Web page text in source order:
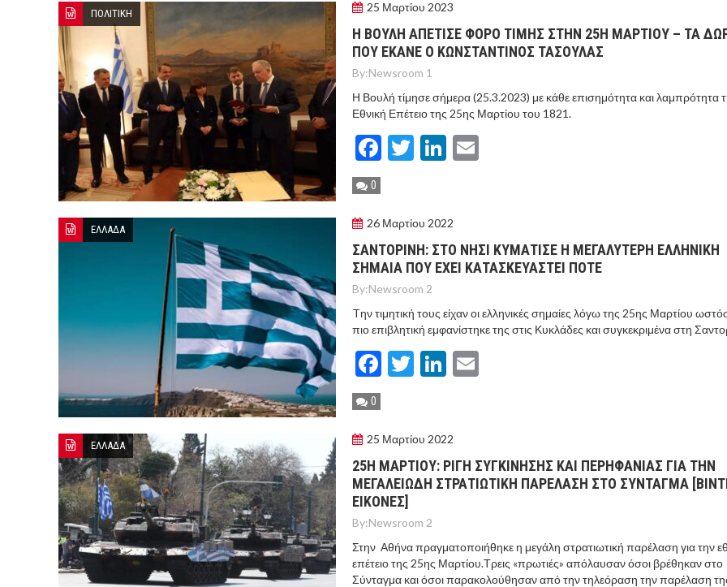
ΠΟΛΙΤΙΚΗ 25 Μαρτίου 2023
Η ΒΟΥΛΗ ΑΠΕΤΙΣΕ ΦΟΡΟ ΤΙΜΗΣ ΣΤΗΝ 25Η ΜΑΡΤΙΟΥ – ΤΑ
ΠΟΥ ΕΚΑΝΕ Ο ΚΩΝΣΤΑΝΤΙΝΟΣ ΤΑΣΟΥΛΑΣ
By:Newsroom 1
Η Βουλή τίμησε σήμερα (25.3.2023) με κάθε επισημότητα και λαμπρότητα
Εθνική Επέτειο της 25ης Μαρτίου του 1821.
Facebook
TwitterLinkedIn
0
ΕΛΛΑΔΑ 26 Μαρτίου 2022
ΣΑΝΤΟΡΙΝΗ: ΣΤΟ ΝΗΣΙ ΚΥΜΑΤΙΣΕ Η ΜΕΓΑΛΥΤΕΡΗ ΕΛΛΗΝΙΚΗ
ΣΗΜΑΙΑ ΠΟΥ ΕΧΕΙ ΚΑΤΑΣΚΕΥΑΣΤΕΙ ΠΟΤΕ
By:Newsroom 2
Tην τιμητική τους είχαν οι ελληνικές σημαίες λόγω της 25ης Μαρτίου
πιο επιβλητική εμφανίστηκε της στις Κυκλάδες και συγκεκριμένα στη
Facebook
TwitterLinkedIn
0
ΕΛΛΑΔΑ 25 Μαρτίου 2022
25Η ΜΑΡΤΙΟΥ: ΡΙΓΗ ΣΥΓΚΙΝΗΣΗΣ ΚΑΙ ΠΕΡΗΦΑΝΙΑΣ ΓΙΑ ΤΗΝ
ΜΕΓΑΛΕΙΩΔΗ ΣΤΡΑΤΙΩΤΙΚΗ ΠΑΡΕΛΑΣΗ ΣΤΟ ΣΥΝΤΑΓΜΑ
ΕΙΚΟΝΕΣ]
By:Newsroom 2
Στην Αθήνα πραγματοποιήθηκε η μεγάλη στρατιωτική παρέλαση για την
επέτειο της 25ης Μαρτίου.Τρεις «πρωτιές» απόλαυσαν όσοι βρέθηκαν στο
Σύνταγμα και όσοι παρακολούθησαν από την τηλεόραση την παρέλαση